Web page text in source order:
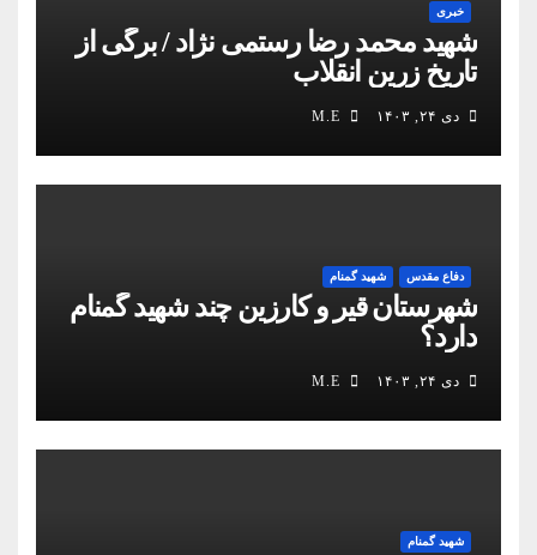
خبری
شهید محمد رضا رستمی نژاد / برگی از
تاریخ زرین انقلاب
دی ۲۴, ۱۴۰۳
دفاع مقدس شهید گمنام
شهرستان قیر و کارزین چند شهید گمنام
دارد؟
دی ۲۴, ۱۴۰۳
شهید گمنام